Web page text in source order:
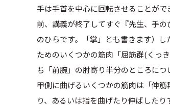
手は手首を中心に回転させることが
前、講義が終了してすぐ『先生、手
のひらです。「掌」とも書きます）
ためのいくつかの筋肉「屈筋群(くっ
ち「前腕」の肘寄り半分のところに
甲側に曲げるいくつかの筋肉は「伸
り、あるいは指を曲げたり伸ばした